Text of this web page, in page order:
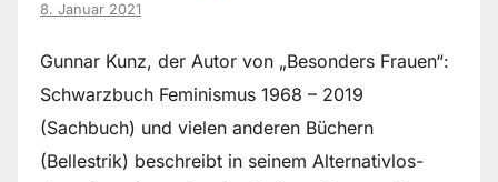
8. Januar 2021
Gunnar Kunz, der Autor von „Besonders Frauen“:
Schwarzbuch Feminismus 1968 – 2019
(Sachbuch) und vielen anderen Büchern
(Bellestrik) beschreibt in seinem Alternativlos-